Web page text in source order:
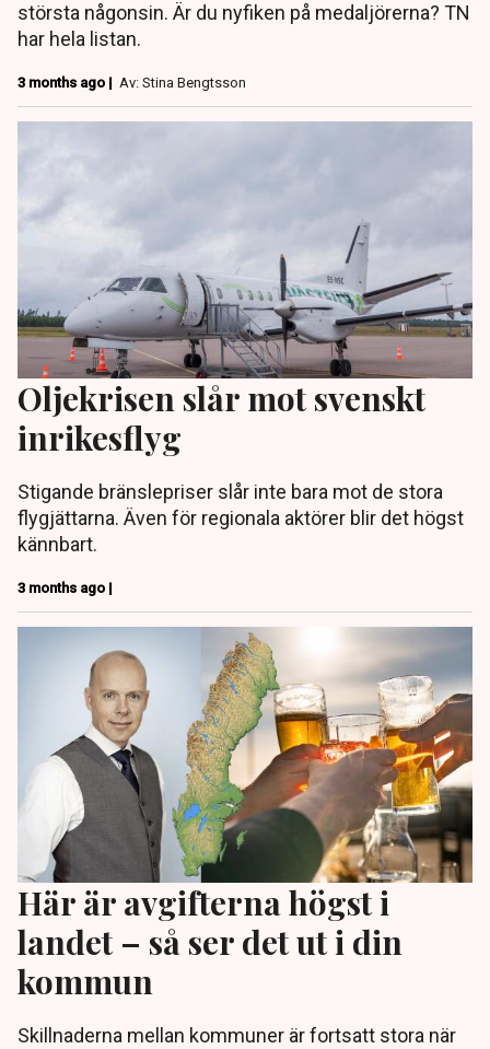
största någonsin. Är du nyfiken på medaljörerna? TN
har hela listan.
3 months ago | Av: Stina Bengtsson
Oljekrisen slår mot svenskt
inrikesflyg
Stigande bränslepriser slår inte bara mot de stora
flygjättarna. Även för regionala aktörer blir det högst
kännbart.
3 months ago |
Här är avgifterna högst i
landet – så ser det ut i din
kommun
Skillnaderna mellan kommuner är fortsatt stora när